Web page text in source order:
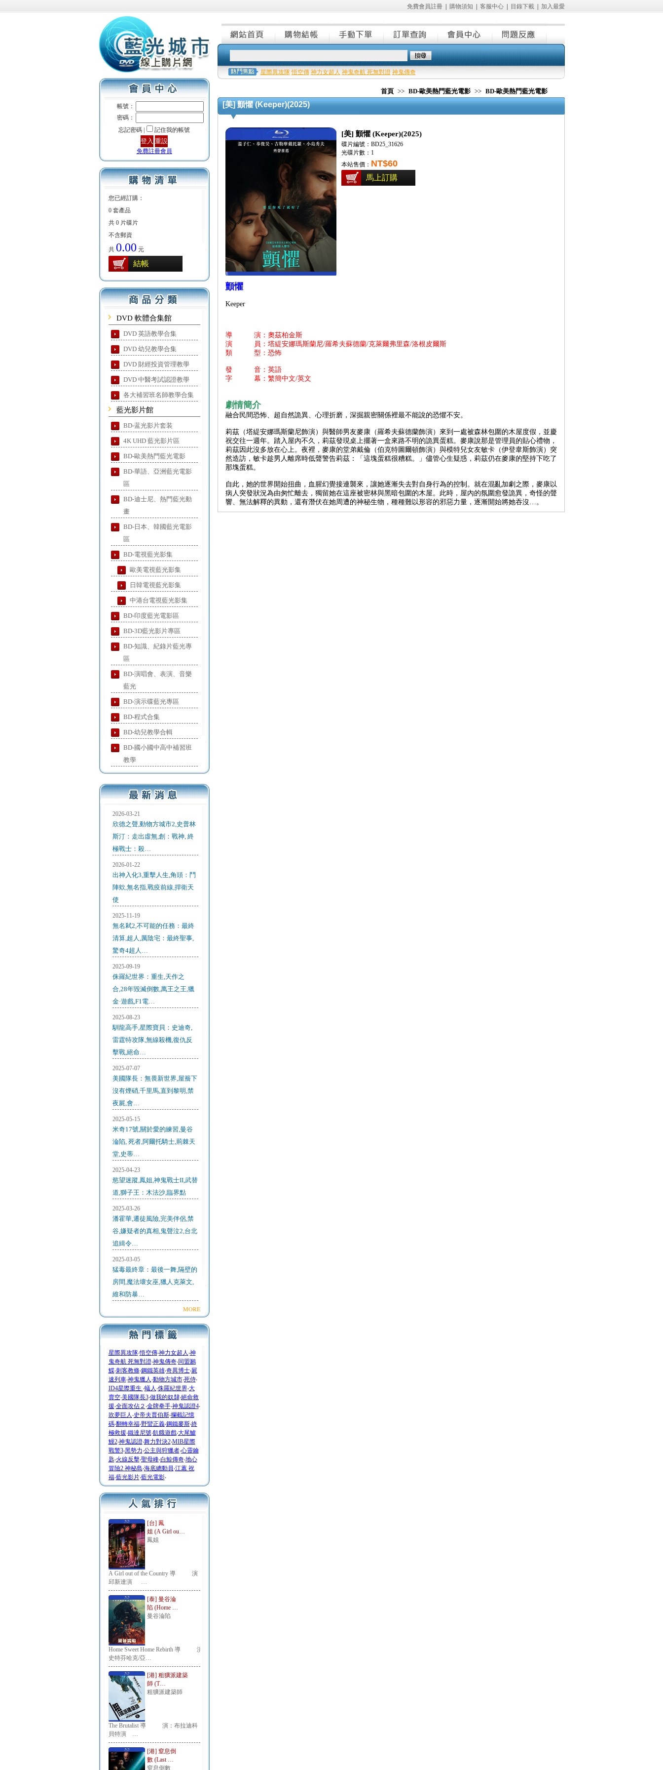
免費會員註冊| 購物須知 客服中心| 目錄下載| 加入最愛
帳號：
密碼：
忘記密碼 |
記住我的帳號
免費註冊會員
您已經訂購：
0 套產品
共 0 片碟片
不含郵資
共 0.00 元
結帳
DVD 軟體合集館
DVD 英語教學合集
DVD 幼兒教學合集
DVD 財經投資管理教學
DVD 中醫考試認證教學
各大補習班名師教學合集
藍光影片館
BD-蓝光影片套装
4K UHD 藍光影片區
BD-歐美熱門藍光電影
BD-華語、亞洲藍光電影
區
BD-迪士尼、熱門藍光動
畫
BD-日本、韓國藍光電影
區
BD-電視藍光影集
歐美電視藍光影集
日韓電視藍光影集
中港台電視藍光影集
BD-印度藍光電影區
BD-3D藍光影片專區
BD-知識、紀錄片藍光專
區
BD-演唱會、表演、音樂
藍光
BD-演示碟藍光專區
BD-程式合集
BD-幼兒教學合輯
BD-國小國中高中補習班
教學
2026-03-21
欣德之聲,動物方城市2,史普林
斯汀：走出虛無,創：戰神, 終
極戰士：殺…
2026-01-22
出神入化3,重擊人生,角頭：鬥
陣欸,無名指,戰疫前線,捍衛天
使
2025-11-19
無名弒2,不可能的任務：最終
清算,超人,厲陰宅：最終聖事,
驚奇4超人…
2025-09-19
侏羅紀世界：重生,天作之
合,28年毀滅倒數,萬王之王,獵
金·遊戲,F1電…
2025-08-23
馴龍高手,星際寶貝：史迪奇,
雷霆特攻隊,無線殺機,復仇反
擊戰,絕命…
2025-07-07
美國隊長：無畏新世界,屋簷下
沒有煙硝,千里馬,直到黎明,禁
夜屍,會…
2025-05-15
米奇17號,關於愛的練習,曼谷
淪陷, 死者,阿爾托騎士,荊棘天
堂,史蒂…
2025-04-23
慾望迷蹤,鳳姐,神鬼戰士II,武替
道,獅子王：木法沙,臨界點
2025-03-26
潘霍華,遷徒風險,完美伴侶,禁
谷,嫌疑者的真相,鬼聲泣2,台北
追緝令…
2025-03-05
猛毒最終章：最後一舞,隔壁的
房間,魔法壞女巫,獵人克萊文,
維和防暴…
MORE
星際異攻隊‧悟空傳‧神力女超人 ‧神
鬼奇航 死無對證‧神鬼傳奇‧同盟鶼
鰈‧刺客教條‧鋼鐵英雄‧奇異博士‧屍
速列車‧神鬼獵人 ‧動物方城市‧死侍‧
ID4星際重生 ‧蟻人 ‧侏羅紀世界‧大
賣空‧美國隊長3‧做我的奴隸‧絕命救
援‧全面攻佔２ ‧金牌拳手‧神鬼認證4‧
吹夢巨人 ‧史帝夫賈伯斯‧攔截記憶
碼‧翻轉幸福‧野蠻正義‧鋼鐵麥斯‧終
極救援‧鐵達尼號‧飢餓遊戲‧大尾鱸
鰻2‧神鬼認證‧舞力對決2‧MIB星際
戰警3‧黑勢力‧公主與狩獵者‧心靈鑰
匙‧火線反擊‧聖母峰‧白鯨傳奇‧地心
冒險2 神秘島‧海底總動員‧江蕙 祝
福‧藍光影片‧藍光電影‧
[台] 鳳
姐 (A Girl ou…
鳳姐
A Girl out of the Country 導 演：
邱新達演 …
[泰] 曼谷淪
陷 (Home …
曼谷淪陷
Home Sweet Home Rebirth 導 演：
史特芬哈克/亞…
[港] 粗獷派建築
師 (T…
粗獷派建築師
The Brutalist 導 演：布拉迪科
貝特演 …
[港] 窒息倒
數 (Last …
窒息倒數
星際異攻隊 悟空傳 神力女超人 神鬼奇航 死無對證 神鬼傳奇
首頁 >> BD-歐美熱門藍光電影 >> BD-歐美熱門藍光電影
[美] 顫懼 (Keeper)(2025)
[美] 顫懼 (Keeper)(2025)
碟片編號：BD25_31626
光碟片數：1
本站售價： NT$60
馬上訂購
顫懼
Keeper
導 演：奧茲柏金斯
演 員：塔緹安娜瑪斯蘭尼/羅希夫蘇德蘭/克萊爾弗里森/洛根皮爾斯
類 型：恐怖
發 音：英語
字 幕：繁簡中文/英文
劇情簡介
融合民間恐怖、超自然詭異、心理折磨，深掘親密關係裡最不能說的恐懼不安。
莉茲（塔緹安娜瑪斯蘭尼飾演）與醫師男友麥康（羅希夫蘇德蘭飾演）來到一處被森林包圍的木屋度假，並慶
祝交往一週年。踏入屋內不久，莉茲發現桌上擺著一盒來路不明的詭異蛋糕。麥康說那是管理員的貼心禮物，
莉茲因此沒多放在心上。夜裡，麥康的堂弟戴倫（伯克特圖爾頓飾演）與模特兒女友敏卡（伊登韋斯飾演）突
然造訪，敏卡趁男人離席時低聲警告莉茲：「這塊蛋糕很糟糕。」儘管心生疑惑，莉茲仍在麥康的堅持下吃了
那塊蛋糕。
自此，她的世界開始扭曲，血腥幻覺接連襲來，讓她逐漸失去對自身行為的控制。就在混亂加劇之際，麥康以
病人突發狀況為由匆忙離去，獨留她在這座被密林與黑暗包圍的木屋。此時，屋內的氛圍愈發詭異，奇怪的聲
響、無法解釋的異動，還有潛伏在她周遭的神秘生物，種種難以形容的邪惡力量，逐漸開始將她吞沒…。